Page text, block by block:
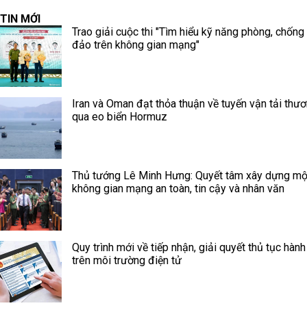
TIN MỚI
Trao giải cuộc thi "Tìm hiểu kỹ năng phòng,
đảo trên không gian mạng"
Iran và Oman đạt thỏa thuận về tuyến vận tải
qua eo biển Hormuz
Thủ tướng Lê Minh Hưng: Quyết tâm xây dựng
không gian mạng an toàn, tin cậy và nhân văn
Quy trình mới về tiếp nhận, giải quyết thủ tục
trên môi trường điện tử